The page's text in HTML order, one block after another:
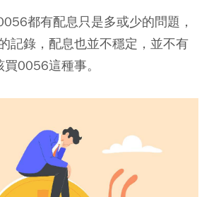
都有配息只是多或少的問題，
記錄，配息也並不穩定，並不有
0056這種事。